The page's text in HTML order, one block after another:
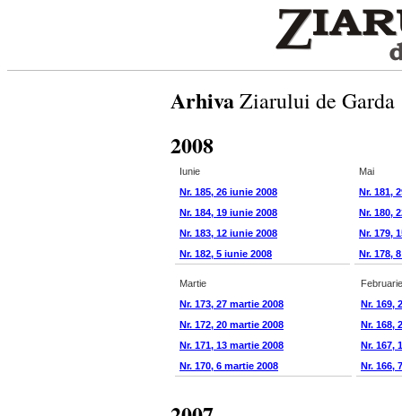
ArhivaZiarului de Garda
2008
Iunie
Nr. 185, 26 iunie 2008
Nr. 184, 19 iunie 2008
Nr. 183, 12 iunie 2008
Nr. 182, 5 iunie 2008
Mai
Nr. 181,
Nr. 180,
Nr. 179,
Nr. 178,
Martie
Nr. 173, 27 martie 2008
Nr. 172, 20 martie 2008
Nr. 171, 13 martie 2008
Nr. 170, 6 martie 2008
Februarie
Nr. 169,
Nr. 168,
Nr. 167,
Nr. 166,